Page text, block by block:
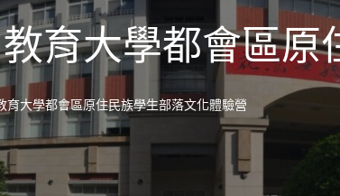
育大學都會區
育大學都會區原住民族學生部落文化體驗營